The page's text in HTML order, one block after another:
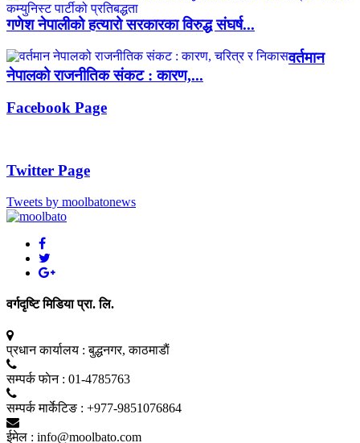
गणेश नेपालीको हत्यारो सरकारका विरुद्ध संघर्ष...
वर्तमान
नेपालको राजनीतिक संकट : कारण,...
Facebook Page
Twitter Page
Tweets by moolbatonews
वर्गदृष्टि मिडिया प्रा. लि.
प्रधान कार्यालय : बुद्धनगर, काठमाडाैं
सम्पर्क फाेन : 01-4785763
सम्पर्क मार्केटिङ : +977-9851076864
ईमेल : info@moolbato.com